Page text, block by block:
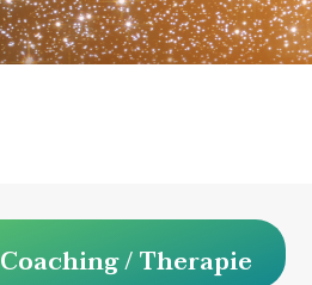
Coaching / Therapie